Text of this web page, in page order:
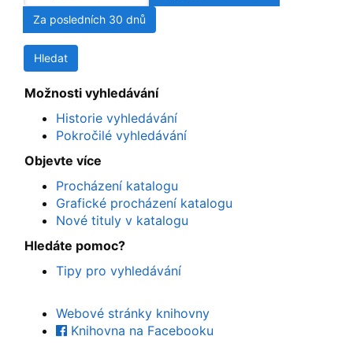
Za posledních 30 dnů
Možnosti vyhledávání
Historie vyhledávání
Pokročilé vyhledávání
Objevte více
Procházení katalogu
Grafické procházení katalogu
Nové tituly v katalogu
Hledáte pomoc?
Tipy pro vyhledávání
Webové stránky knihovny
Knihovna na Facebooku